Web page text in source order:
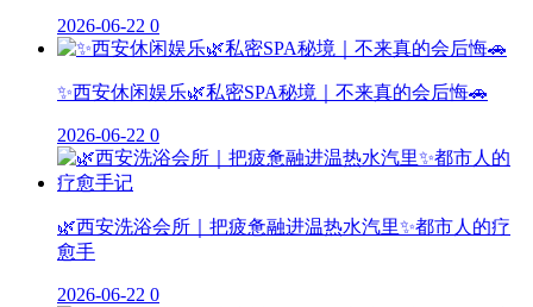
2026-06-22 0
✨西安休闲娱乐🌿私密SPA秘境｜不来真的会后悔🚗
2026-06-22 0
🌿西安洗浴会所｜把疲惫融进温热水汽里✨都市人的疗
愈手
2026-06-22 0